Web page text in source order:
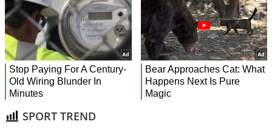
SPORT TREND